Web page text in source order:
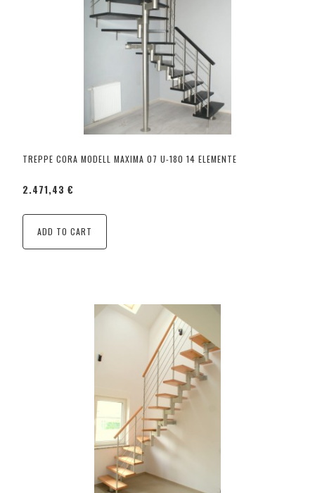
TREPPE CORA MODELL MAXIMA 07 U-180 14 ELEMENTE
2.471,43 €
ADD TO CART